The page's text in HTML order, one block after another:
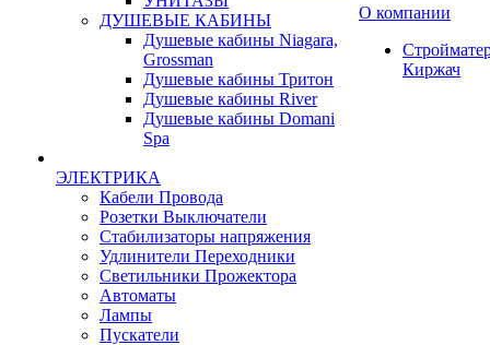
ДУШЕВЫЕ КАБИНЫ
Душевые кабины Niagara,
Grossman
Душевые кабины Тритон
Душевые кабины River
Душевые кабины Domani
Spa
ЭЛЕКТРИКА
Кабели Провода
Розетки Выключатели
Стабилизаторы напряжения
Удлинители Переходники
Светильники Прожектора
Автоматы
Лампы
Пускатели
О компании
Киржач